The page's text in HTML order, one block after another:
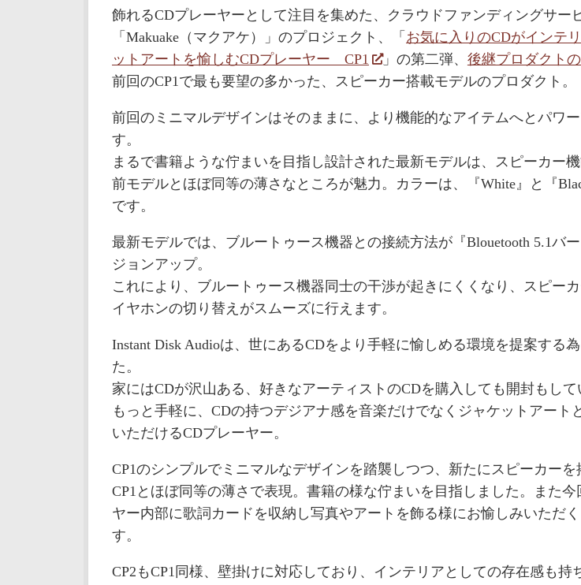
飾れるCDプレーヤーとして注目を集めた、クラウドファンディングサー
「Makuake（マクアケ）」のプロジェクト、「 お気に入りのCDがインテ
ットアートを愉しむCDプレーヤー CP1
」の第二弾、 後継プロダクトの
前回のCP1で最も要望の多かった、スピーカー搭載モデルのプロダクト。
前回のミニマルデザインはそのままに、より機能的なアイテムへとパワ
す。
まるで書籍ような佇まいを目指し設計された最新モデルは、スピーカー
前モデルとほぼ同等の薄さなところが魅力。カラーは、『White』と『
です。
最新モデルでは、ブルートゥース機器との接続方法が『Blouetooth 5.1バ
ジョンアップ。
これにより、ブルートゥース機器同士の干渉が起きにくくなり、スピー
イヤホンの切り替えがスムーズに行えます。
Instant Disk Audioは、世にあるCDをより手軽に愉しめる環境を提案する
た。
家にはCDが沢山ある、好きなアーティストのCDを購入しても開封もして
もっと手軽に、CDの持つデジアナ感を音楽だけでなくジャケットアート
いただけるCDプレーヤー。
CP1のシンプルでミニマルなデザインを踏襲しつつ、新たにスピーカーを
CP1とほぼ同等の薄さで表現。書籍の様な佇まいを目指しました。また今
ヤー内部に歌詞カードを収納し写真やアートを飾る様にお愉しみいただ
す。
CP2もCP1同様、壁掛けに対応しており、インテリアとしての存在感も持